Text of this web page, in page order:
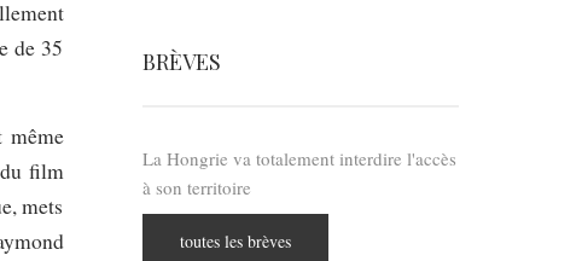
de 35
même
film
mets
BRÈVES
La Hongrie va totalement interdire l'accès
à son territoire
toutes les brèves